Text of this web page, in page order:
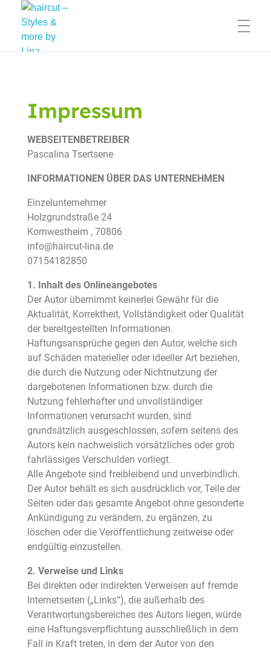
Impressum
WEBSEITENBETREIBER
Pascalina Tsertsene
INFORMATIONEN ÜBER DAS UNTERNEHMEN
Einzelunternehmer
Holzgrundstraße 24
Kornwestheim , 70806
info@haircut-lina.de
07154182850
1. Inhalt des Onlineangebotes
Der Autor übernimmt keinerlei Gewähr für die
Aktualität, Korrektheit, Vollständigkeit oder Qualität
der bereitgestellten Informationen.
Haftungsansprüche gegen den Autor, welche sich
auf Schäden materieller oder ideeller Art beziehen,
die durch die Nutzung oder Nichtnutzung der
dargebotenen Informationen bzw. durch die
Nutzung fehlerhafter und unvollständiger
Informationen verursacht wurden, sind
grundsätzlich ausgeschlossen, sofern seitens des
Autors kein nachweislich vorsätzliches oder grob
fahrlässiges Verschulden vorliegt.
Alle Angebote sind freibleibend und unverbindlich.
Der Autor behält es sich ausdrücklich vor, Teile der
Seiten oder das gesamte Angebot ohne gesonderte
Ankündigung zu verändern, zu ergänzen, zu
löschen oder die Veröffentlichung zeitweise oder
endgültig einzustellen.
2. Verweise und Links
Bei direkten oder indirekten Verweisen auf fremde
Internetseiten („Links“), die außerhalb des
Verantwortungsbereiches des Autors liegen, würde
eine Haftungsverpflichtung ausschließlich in dem
Fall in Kraft treten, in dem der Autor von den